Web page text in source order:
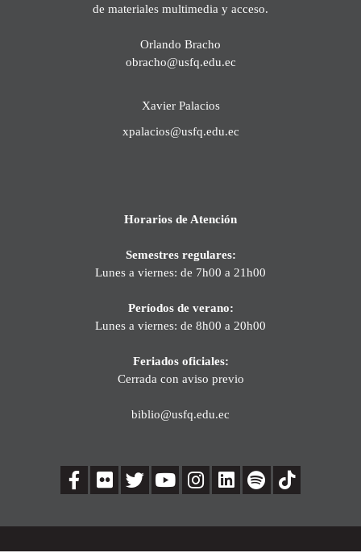
de materiales multimedia y acceso.
Orlando Bracho
obracho@usfq.edu.ec
Xavier Palacios
xpalacios@usfq.edu.ec
Horarios de Atención
Semestres regulares:
Lunes a viernes: de 7h00 a 21h00
Períodos de verano:
Lunes a viernes: de 8h00 a 20h00
Feriados oficiales:
Cerrada con aviso previo
biblio@usfq.edu.ec